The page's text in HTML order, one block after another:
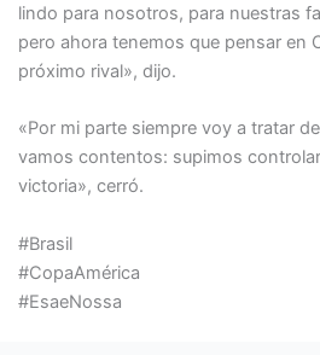
lindo para nosotros, para nuestras
pero ahora tenemos que pensar en
próximo rival», dijo.
«Por mi parte siempre voy a tratar
vamos contentos: supimos
victoria», cerró.
#Brasil
#CopaAmérica
#EsaeNossa